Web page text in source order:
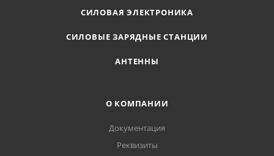
СИЛОВАЯ ЭЛЕКТРОНИКА
СИЛОВЫЕ ЗАРЯДНЫЕ СТАНЦИИ
АНТЕННЫ
О КОМПАНИИ
Документация
Реквизиты